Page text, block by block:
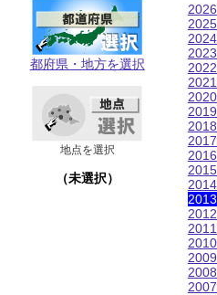
都府県・地方を選択
地点を選択
（未選択）